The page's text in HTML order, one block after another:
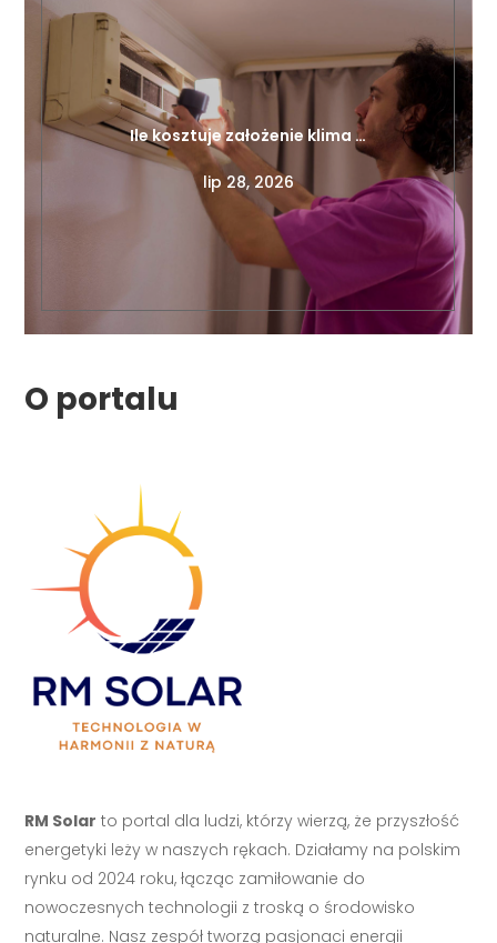
Ile kosztuje założenie klima …
lip 28, 2026
O portalu
RM Solar to portal dla ludzi, którzy wierzą, że przyszłość
energetyki leży w naszych rękach. Działamy na polskim
rynku od 2024 roku, łącząc zamiłowanie do
nowoczesnych technologii z troską o środowisko
naturalne. Nasz zespół tworzą pasjonaci energii